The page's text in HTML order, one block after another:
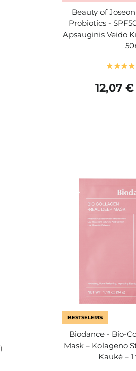
Beauty of
Probiotics -
Apsauginis Veido
12,07 €
BESTSELERIS
Biodance - Bio-
Mask – Kolageno
Kaukė –